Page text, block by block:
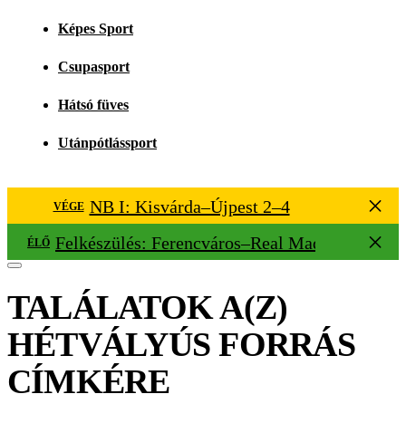
Képes Sport
Csupasport
Hátsó füves
Utánpótlássport
VÉGE NB I: Kisvárda–Újpest 2–4
ÉLŐ Felkészülés: Ferencváros–Real Madrid 1–2
TALÁLATOK A(Z)
HÉTVÁLYÚS FORRÁS
CÍMKÉRE